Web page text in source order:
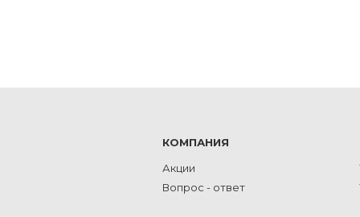
КОМПАНИЯ
Акции
Вопрос - ответ